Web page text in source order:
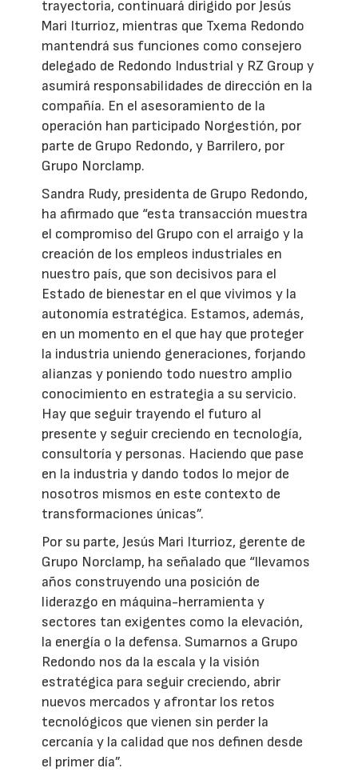
trayectoria, continuará dirigido por Jesús
Mari Iturrioz, mientras que Txema Redondo
mantendrá sus funciones como consejero
delegado de Redondo Industrial y RZ Group y
asumirá responsabilidades de dirección en la
compañía. En el asesoramiento de la
operación han participado Norgestión, por
parte de Grupo Redondo, y Barrilero, por
Grupo Norclamp.
Sandra Rudy, presidenta de Grupo Redondo,
ha afirmado que “esta transacción muestra
el compromiso del Grupo con el arraigo y la
creación de los empleos industriales en
nuestro país, que son decisivos para el
Estado de bienestar en el que vivimos y la
autonomía estratégica. Estamos, además,
en un momento en el que hay que proteger
la industria uniendo generaciones, forjando
alianzas y poniendo todo nuestro amplio
conocimiento en estrategia a su servicio.
Hay que seguir trayendo el futuro al
presente y seguir creciendo en tecnología,
consultoría y personas. Haciendo que pase
en la industria y dando todos lo mejor de
nosotros mismos en este contexto de
transformaciones únicas”.
Por su parte, Jesús Mari Iturrioz, gerente de
Grupo Norclamp, ha señalado que “llevamos
años construyendo una posición de
liderazgo en máquina-herramienta y
sectores tan exigentes como la elevación,
la energía o la defensa. Sumarnos a Grupo
Redondo nos da la escala y la visión
estratégica para seguir creciendo, abrir
nuevos mercados y afrontar los retos
tecnológicos que vienen sin perder la
cercanía y la calidad que nos definen desde
el primer día”.